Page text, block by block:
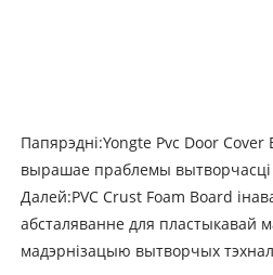
Папярэдні:Yongte Pvc Door
вырашае праблемы вытворчасці
Далей:PVC Crust Foam Board
абсталяванне для пластыкавай
мадэрнізацыю вытворчых